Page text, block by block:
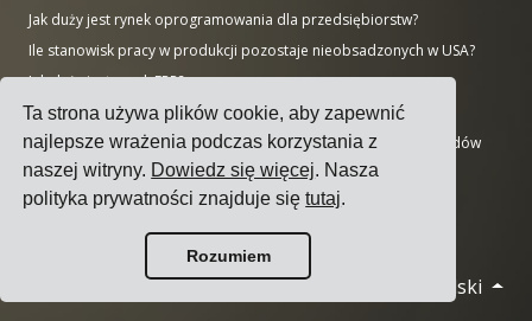
Ta strona używa plików cookie, aby zapewnić
najlepsze wrażenia podczas korzystania z
naszej witryny. Dowiedz się więcej. Nasza
polityka prywatności znajduje siętutaj.
Rozumiem
Jak duży jest rynek oprogramowania dla przedsiębiorstw?
Ile stanowisk pracy w produkcji pozostaje nieobsadzonych w USA?
Jak duży jest rynek ERP?
Jak duży jest przemysł produkcyjny?
50 największych firm produkcyjnych na świecie według przychodów
AWS vs Azure vs Google: Udział w rynku chmury (2025)
Liczba centrów danych według kraju (listopad 2025)
© 2026 Cargoson.com Polski